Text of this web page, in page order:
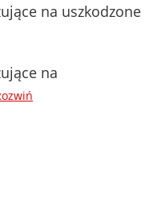
na uszkodzone
na